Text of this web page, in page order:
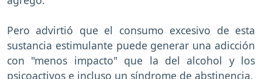
Pero advirtió que el consumo excesivo de esta
sustancia estimulante puede generar una adicción
con "menos impacto" que la del alcohol y los
psicoactivos e incluso un síndrome de abstinencia.